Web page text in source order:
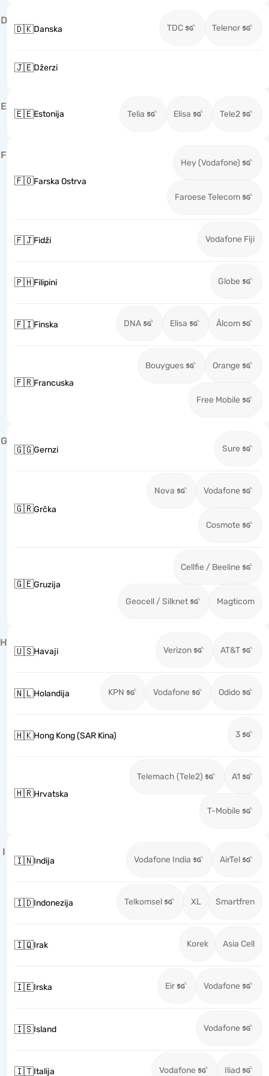
D
🇩🇰Danska TDC Telenor
🇯🇪Džerzi
E
🇪🇪Estonija Telia Elisa Tele2
F
🇫🇴Farska Ostrva
Hey (Vodafone)
Faroese Telecom
🇫🇯Fidži Vodafone Fiji
🇵🇭Filipini Globe
🇫🇮Finska DNA Elisa Ålcom
🇫🇷Francuska
Bouygues Orange
Free Mobile
G
🇬🇬Gernzi Sure
🇬🇷Grčka
Nova Vodafone
Cosmote
🇬🇪Gruzija
Cellfie / Beeline
Geocell / Silknet Magticom
H
🇺🇸Havaji Verizon AT&T
🇳🇱Holandija KPN Vodafone Odido
🇭🇰Hong Kong (SAR Kina) 3
🇭🇷Hrvatska
Telemach (Tele2) A1
T-Mobile
I
🇮🇳Indija Vodafone India AirTel
🇮🇩Indonezija Telkomsel XL Smartfren
🇮🇶Irak Korek Asia Cell
🇮🇪Irska Eir Vodafone
🇮🇸Island Vodafone
🇮🇹Italija Vodafone Iliad